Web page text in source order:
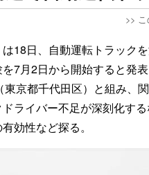
>>
18日、自動運転トラック
7月2日から開始すると発
京都千代田区）と組み、
ライバー不足が深刻化す
効性など探る。